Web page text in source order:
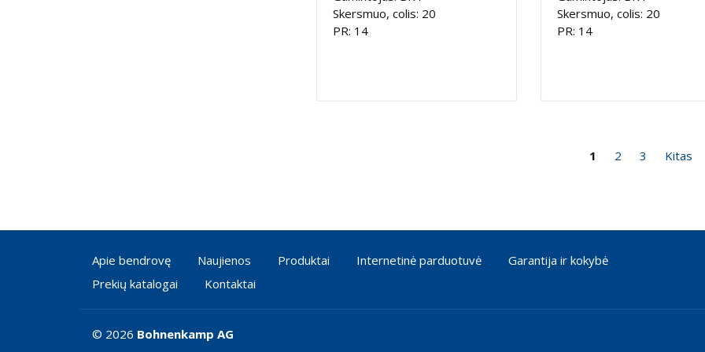
Skersmuo, colis: 20
PR: 14
Skersmuo, colis: 20
PR: 14
1 2 3 Kitas
Apie bendrovę Naujienos Produktai Internetinė parduotuvė
Garantija ir kokybė
Prekių katalogai
Kontaktai
© 2026 Bohnenkamp AG